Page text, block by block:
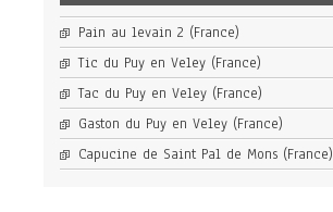
Pain au levain 2 (France)
Tic du Puy en Veley (France)
Tac du Puy en Veley (France)
Gaston du Puy en Veley (France)
Capucine de Saint Pal de Mons (France)